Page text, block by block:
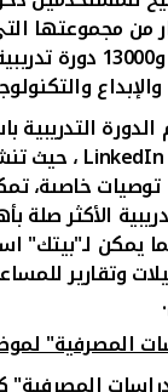
من مجموعتها
5000 فيديو تعليمي
التدريبية
LinkedIn، حيث
توصيات خاصىة،
الأكثر صلة
يمكن لـ"بيتك"
وتقارير
المصرفية"